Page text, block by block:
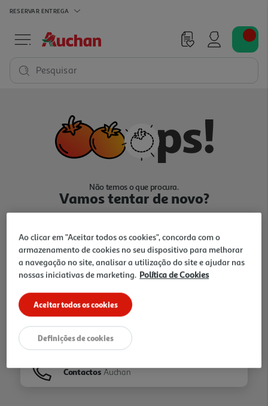
RESERVAR ENTREGA
Pesquisar
Não temos o que procura.
Vamos tentar de novo?
Ir para Homepage
Folhetos
Contactos Auchan
Ao clicar em "Aceitar todos os cookies", concorda com o
armazenamento de cookies no seu dispositivo para melhorar
a navegação no site, analisar a utilização do site e ajudar nas
nossas iniciativas de marketing. Política de Cookies
Aceitar todos os cookies
Definições de cookies